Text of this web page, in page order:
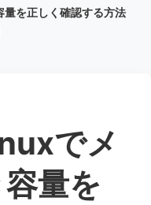
#Permission
量を正しく確認する方法
でメ
量を